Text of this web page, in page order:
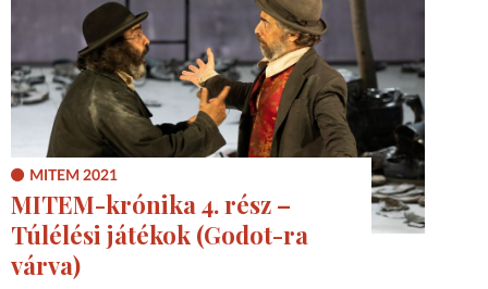
MITEM 2021
MITEM-krónika 4. rész –
Túlélési játékok (Godot-ra
várva)